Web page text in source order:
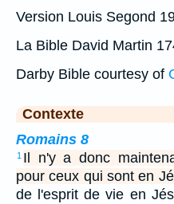
Version Louis Segond
La Bible David Martin
Darby Bible courtesy of
Contexte
Romains 8
1 Il n'y a donc
pour ceux qui sont en
de l'esprit de vie en